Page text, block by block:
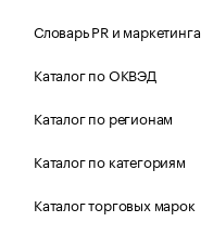
Словарь PR и маркетинга
Каталог по ОКВЭД
Каталог по регионам
Каталог по категориям
Каталог торговых марок